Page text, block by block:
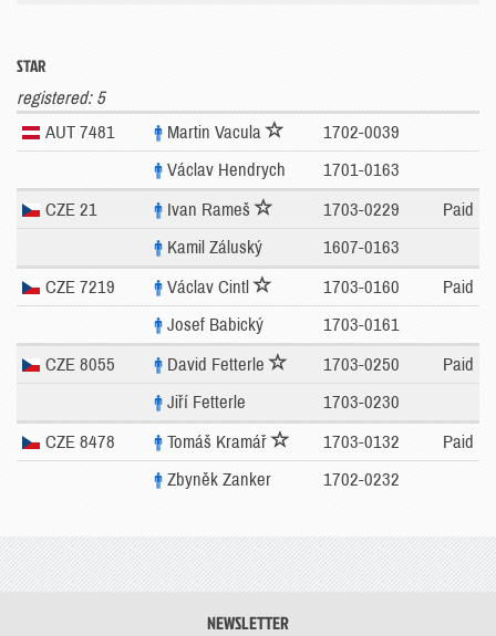
STAR
registered: 5
AUT 7481
Martin Vacula
1702-0039
Václav Hendrych
1701-0163
CZE 21 Ivan Rameš 1703-0229
Paid
Kamil Záluský
1607-0163
CZE 7219 Václav Cintl 1703-0160
Paid
Josef Babický
1703-0161
CZE 8055 David Fetterle 1703-0250
Paid
Jiří Fetterle
1703-0230
CZE 8478 Tomáš Kramář 1703-0132
Paid
Zbyněk Zanker
1702-0232
NEWSLETTER